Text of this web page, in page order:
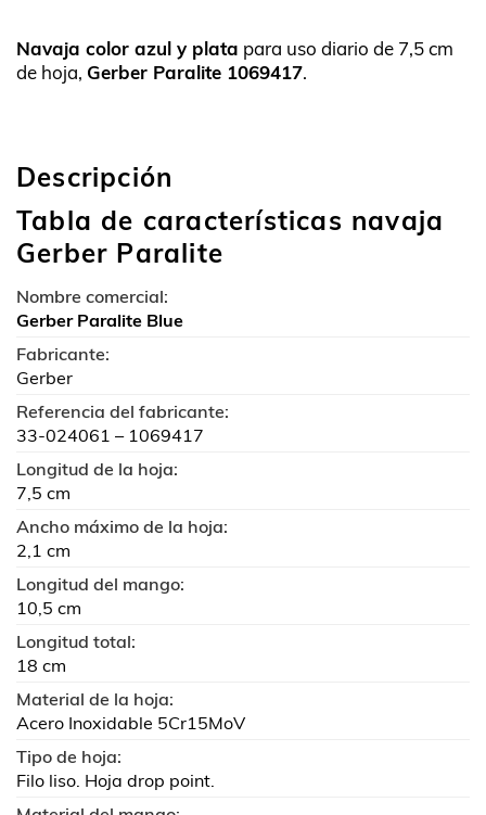
Navaja color azul y plata para uso diario de 7,5 cm
de hoja, Gerber Paralite 1069417.
Descripción
Tabla de características navaja
Gerber Paralite
Nombre comercial:
Gerber Paralite Blue
Fabricante:
Gerber
Referencia del fabricante:
33-024061 – 1069417
Longitud de la hoja:
7,5 cm
Ancho máximo de la hoja:
2,1 cm
Longitud del mango:
10,5 cm
Longitud total:
18 cm
Material de la hoja:
Acero Inoxidable 5Cr15MoV
Tipo de hoja:
Filo liso. Hoja drop point.